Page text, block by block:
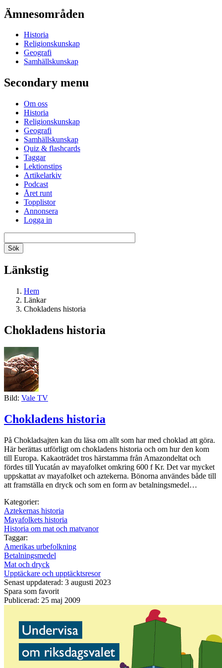
Ämnesområden
Historia
Religionskunskap
Geografi
Samhällskunskap
Secondary menu
Om oss
Historia
Religionskunskap
Geografi
Samhällskunskap
Quiz & flashcards
Taggar
Lektionstips
Artikelarkiv
Podcast
Året runt
Topplistor
Annonsera
Logga in
Länkstig
Hem
Länkar
Chokladens historia
Chokladens historia
Bild: Vale TV
Chokladens historia
På Chokladsajten kan du läsa om allt som har med choklad att göra.
Här berättas utförligt om chokladens historia och om hur den kom
till Europa. Kakaoträdet tros härstamma från Amazondeltat och
fördes till Yucatán av mayafolket omkring 600 f Kr. Det var mycket
uppskattat av mayafolket och aztekerna. Bönorna användes både till
att framställa en dryck och som en form av betalningsmedel…
Kategorier:
Aztekernas historia
Mayafolkets historia
Historia om mat och matvanor
Taggar:
Amerikas urbefolkning
Betalningsmedel
Mat och dryck
Upptäckare och upptäcktsresor
Senast uppdaterad: 3 augusti 2023
Spara som favorit
Publicerad: 25 maj 2009